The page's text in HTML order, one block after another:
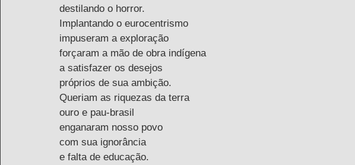
destilando o horror.
Implantando o eurocentrismo
impuseram a exploração
forçaram a mão de obra indígena
a satisfazer os desejos
próprios de sua ambição.
Queriam as riquezas da terra
ouro e pau-brasil
enganaram nosso povo
com sua ignorância
e falta de educação.